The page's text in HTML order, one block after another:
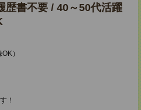
歴書不要 / 40～50代活躍
）
！